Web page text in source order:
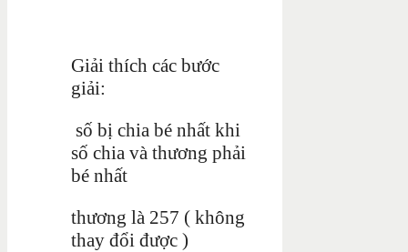
Giải thích các bước
giải:
số bị chia bé nhất khi
số chia và thương phải
bé nhất
thương là 257 ( không
thay đổi được )